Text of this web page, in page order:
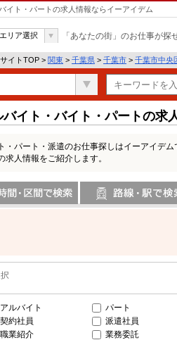
イト・パートの求人情報ならイーアイデム
エリア選択 「あなたの街」のお仕事が探
イトTOP > 関東 > 千葉県 > 千葉市 > 千葉市中央
イト・バイト・パートの求
パート・派遣のお仕事探しはイーアイデム
人情報をご紹介します。
アルバイト パート
契約社員
派遣社員
職業紹介
業務委託